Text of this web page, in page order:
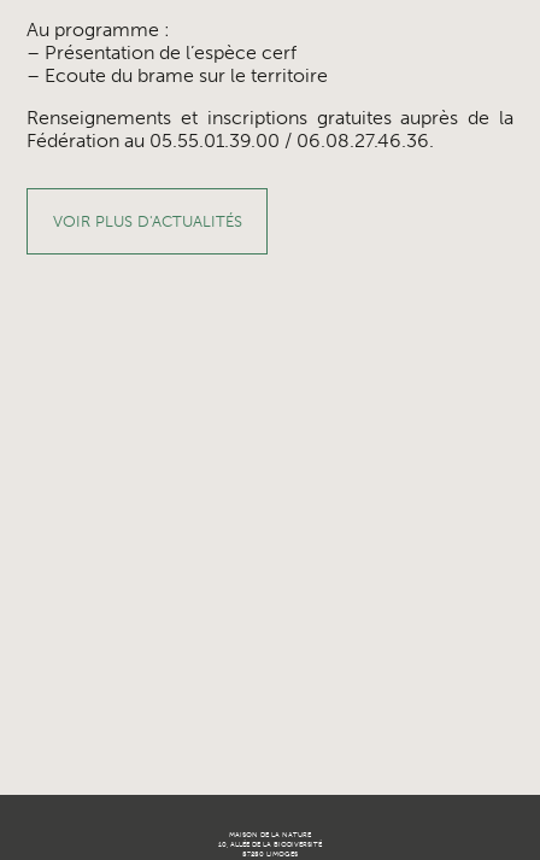
Au programme :
– Présentation de l’espèce cerf
– Ecoute du brame sur le territoire
Renseignements et inscriptions gratuites auprès de la
Fédération au 05.55.01.39.00 / 06.08.27.46.36.
VOIR PLUS D'ACTUALITÉS
MAISON DE LA NATURE
10, ALLÉE DE LA BIODIVERSITÉ
87280 LIMOGES